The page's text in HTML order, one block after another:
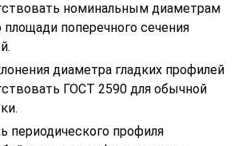
номинальным диаметрам
площади поперечного сечения
диаметра гладких профилей
ГОСТ 2590 для обычной
периодического профиля